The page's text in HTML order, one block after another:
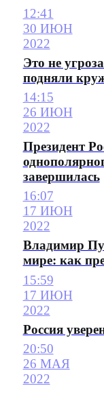
12:41
30 ИЮН
2022
Это не
подняли
14:15
26 ИЮН
2022
Президент
завершилась
16:07
17 ИЮН
2022
Владимир
мире: как
15:59
17 ИЮН
2022
Россия
20:50
26 МАЯ
2022